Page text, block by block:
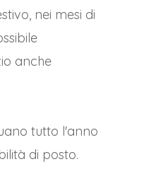
nei mesi di
anche
tutto l'anno
di posto.